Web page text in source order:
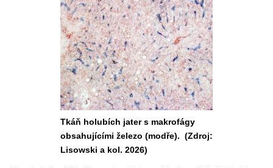
Tkáň holubích jater s makrofágy
obsahujícími železo (modře). (Zdroj:
Lisowski a kol. 2026)